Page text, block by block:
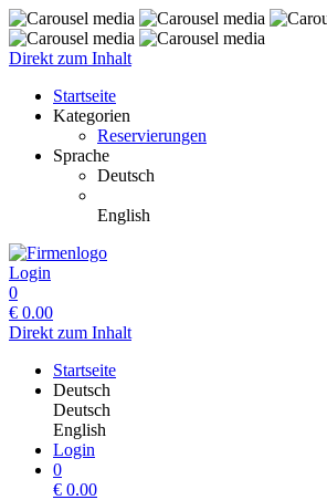
Direkt zum Inhalt
Startseite
Kategorien
Reservierungen
Sprache
Deutsch
English
Login
0
€ 0.00
Direkt zum Inhalt
Startseite
Deutsch
Deutsch
English
Login
0
€ 0.00